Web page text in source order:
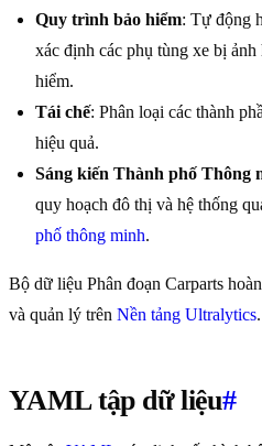
Quy trình bảo hiểm: Tự động
xác định các phụ tùng xe bị
hiểm.
Tái chế: Phân loại các thành
hiệu quả.
Sáng kiến Thành phố Thông
quy hoạch đô thị và hệ thống
phố thông minh.
Bộ dữ liệu Phân đoạn Carparts
và quản lý trên Nền tảng Ultralytics.
YAML tập dữ liệu#